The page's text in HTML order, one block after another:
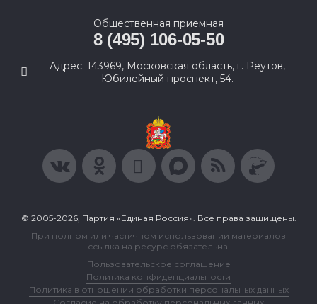
Общественная приемная
8 (495) 106-05-50
Адрес: 143969, Московская область, г. Реутов,
Юбилейный проспект, 54.
© 2005-2026, Партия «Единая Россия». Все права защищены.
При полном или частичном использовании материалов
ссылка на ресурс обязательна.
Пользовательское соглашение
Политика конфиденциальности
Политика в отношении обработки персональных данных